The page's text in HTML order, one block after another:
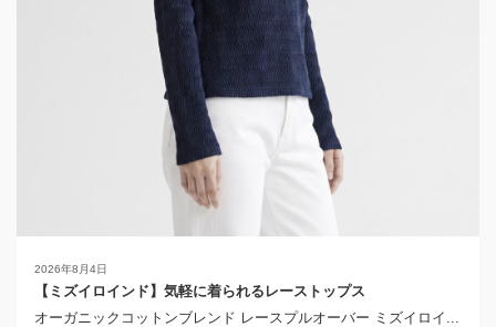
2026年8月4日
【ミズイロインド】気軽に着られるレーストップス
オーガニックコットンブレンド レースプルオーバー ミズイロイ...